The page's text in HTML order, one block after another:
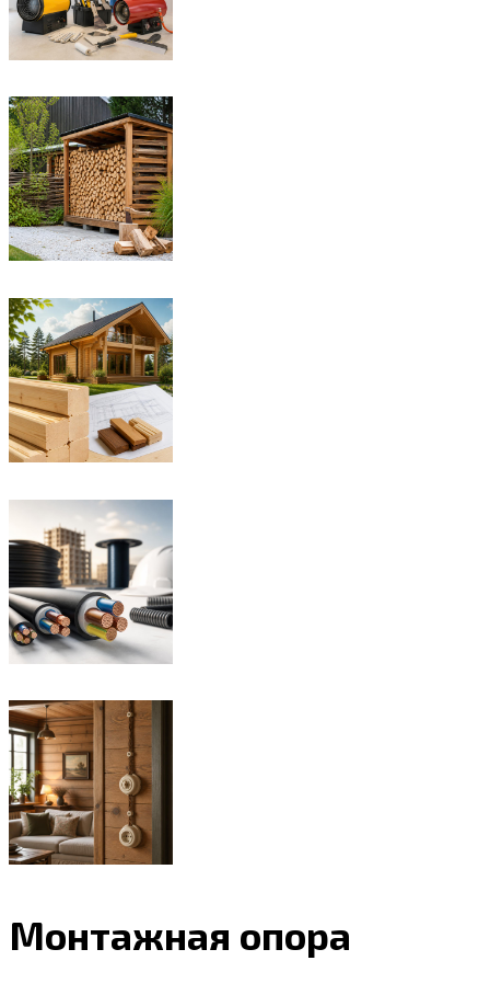
Монтажная опора